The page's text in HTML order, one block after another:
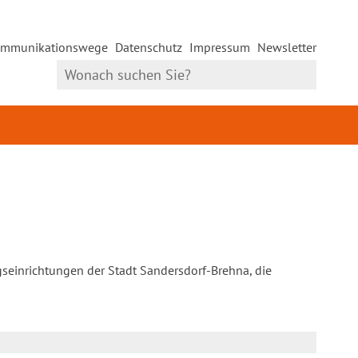
Datenschutz Impressum Newsletter
der Stadt Sandersdorf-Brehna, die